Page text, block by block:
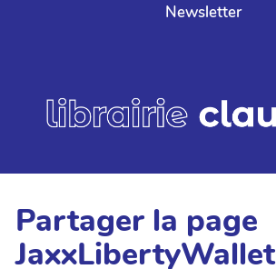
Newsletter
Partager la page
JaxxLibertyWallet